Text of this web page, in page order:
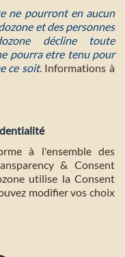
ne pourront en aucun
et des personnes
décline toute
pourra etre tenu pour
ce soit. Informations à
à l'ensemble des
& Consent
utilise la Consent
modifier vos choix